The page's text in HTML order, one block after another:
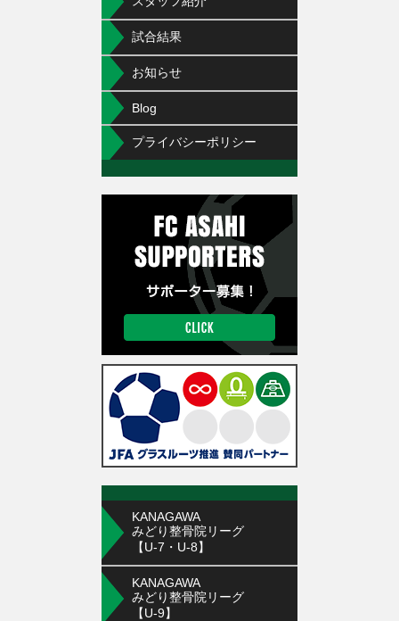
試合結果
お知らせ
Blog
プライバシーポリシー
KANAGAWA
みどり整骨院リーグ
【U-7・U-8】
KANAGAWA
みどり整骨院リーグ
【U-9】